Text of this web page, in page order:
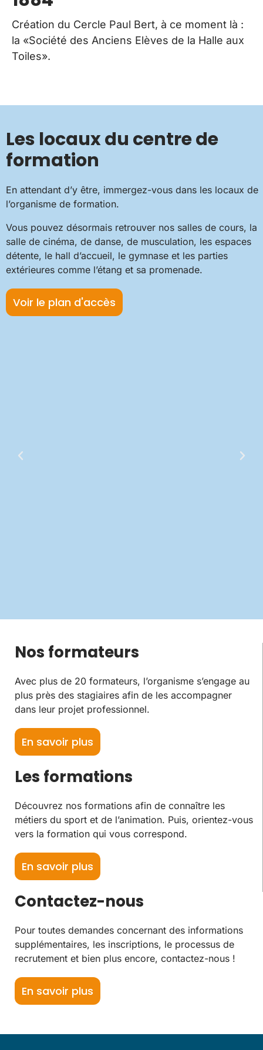
Création du Cercle Paul Bert, à ce moment là :
la «Société des Anciens Elèves de la Halle aux
Toiles».
Les locaux du centre de
formation
En attendant d’y être, immergez-vous dans les locaux de
l’organisme de formation.
Vous pouvez désormais retrouver nos salles de cours, la
salle de cinéma, de danse, de musculation, les espaces
détente, le hall d’accueil, le gymnase et les parties
extérieures comme l’étang et sa promenade.
Voir le plan d'accès
Nos formateurs
Avec plus de 20 formateurs, l’organisme s’engage au
plus près des stagiaires afin de les accompagner
dans leur projet professionnel.
En savoir plus
Les formations
Découvrez nos formations afin de connaître les
métiers du sport et de l’animation. Puis, orientez-vous
vers la formation qui vous correspond.
En savoir plus
Contactez-nous
Pour toutes demandes concernant des informations
supplémentaires, les inscriptions, le processus de
recrutement et bien plus encore, contactez-nous !
En savoir plus